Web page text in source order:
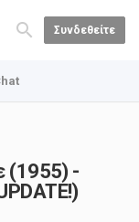
Συνδεθείτε
(1955) -